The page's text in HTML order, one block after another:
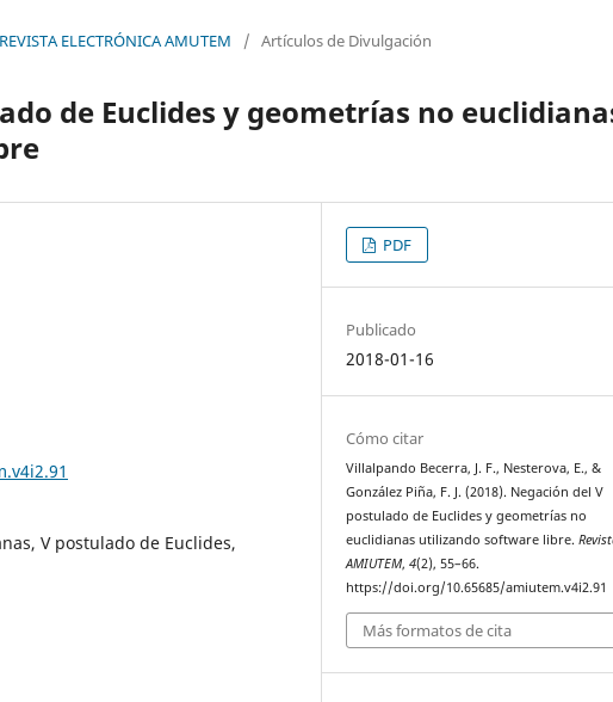
ELECTRÓNICA AMUTEM / Artículos de Divulgación
de Euclides y geometrías no
V postulado de Euclides,
PDF
Publicado
2018-01-16
Cómo citar
Villalpando Becerra, J. F., Nesterova, E., &
González Piña, F. J. (2018). Negación del V
postulado de Euclides y geometrías no
euclidianas utilizando software libre.
AMIUTEM,4(2), 55–66.
https://doi.org/10.65685/amiutem.v4i2.91
Más formatos de cita